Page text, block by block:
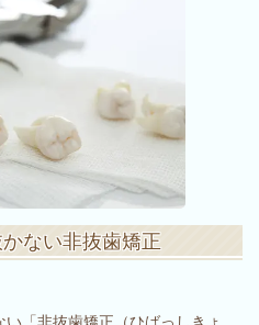
ない非抜歯矯正
「非抜歯矯正（ひばっしきょ